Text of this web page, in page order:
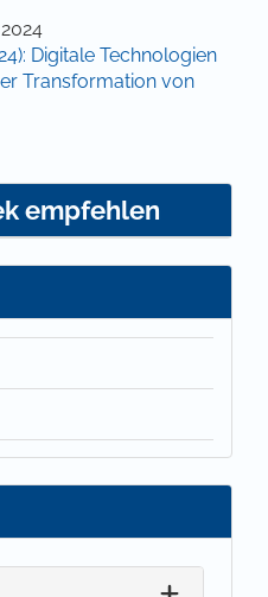
Digitale Technologien
Transformation von
empfehlen